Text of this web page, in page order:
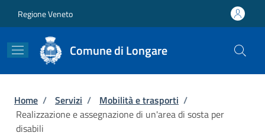
Regione Veneto
Comune di Longare
Briciole di pane
Home / Servizi / Mobilità e trasporti /
Realizzazione e assegnazione di un'area di sosta per
disabili